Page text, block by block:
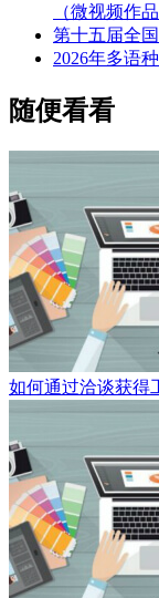
（微视频作
第十五届全
2026年多语
随便看看
如何通过洽谈获得